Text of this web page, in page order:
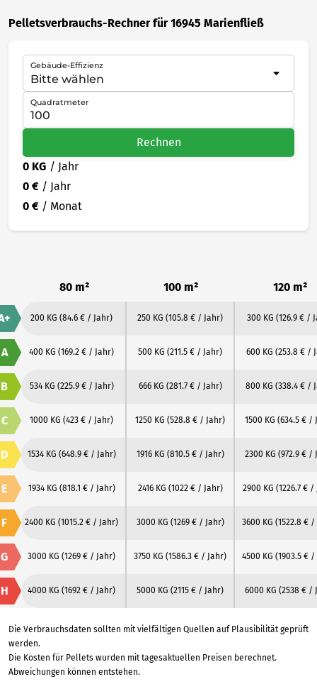
Pelletsverbrauchs-Rechner für 16945 Marienfließ
Gebäude-Effizienz
Quadratmeter
Rechnen
0 KG / Jahr
0 € / Jahr
0 € / Monat
80 m² 100 m² 120 m²
200 KG (84.6 € / Jahr) 250 KG (105.8 € / Jahr) 300 KG (126.9 € /
A 400 KG (169.2 € / Jahr) 500 KG (211.5 € / Jahr) 600 KG (253.8 € /
B 534 KG (225.9 € / Jahr) 666 KG (281.7 € / Jahr) 800 KG (338.4 € /
C 1000 KG (423 € / Jahr) 1250 KG (528.8 € / Jahr) 1500 KG (634.5 € /
D 1534 KG (648.9 € / Jahr) 1916 KG (810.5 € / Jahr) 2300 KG (972.9 € /
E 1934 KG (818.1 € / Jahr) 2416 KG (1022 € / Jahr) 2900 KG (1226.7 € /
F 2400 KG (1015.2 € / Jahr) 3000 KG (1269 € / Jahr) 3600 KG (1522.8 € /
G 3000 KG (1269 € / Jahr) 3750 KG (1586.3 € / Jahr) 4500 KG (1903.5 € /
H 4000 KG (1692 € / Jahr) 5000 KG (2115 € / Jahr) 6000 KG (2538 € /
Die Verbrauchsdaten sollten mit vielfältigen Quellen auf Plausibilität geprüft
werden.
Die Kosten für Pellets wurden mit tagesaktuellen Preisen berechnet.
Abweichungen können entstehen.